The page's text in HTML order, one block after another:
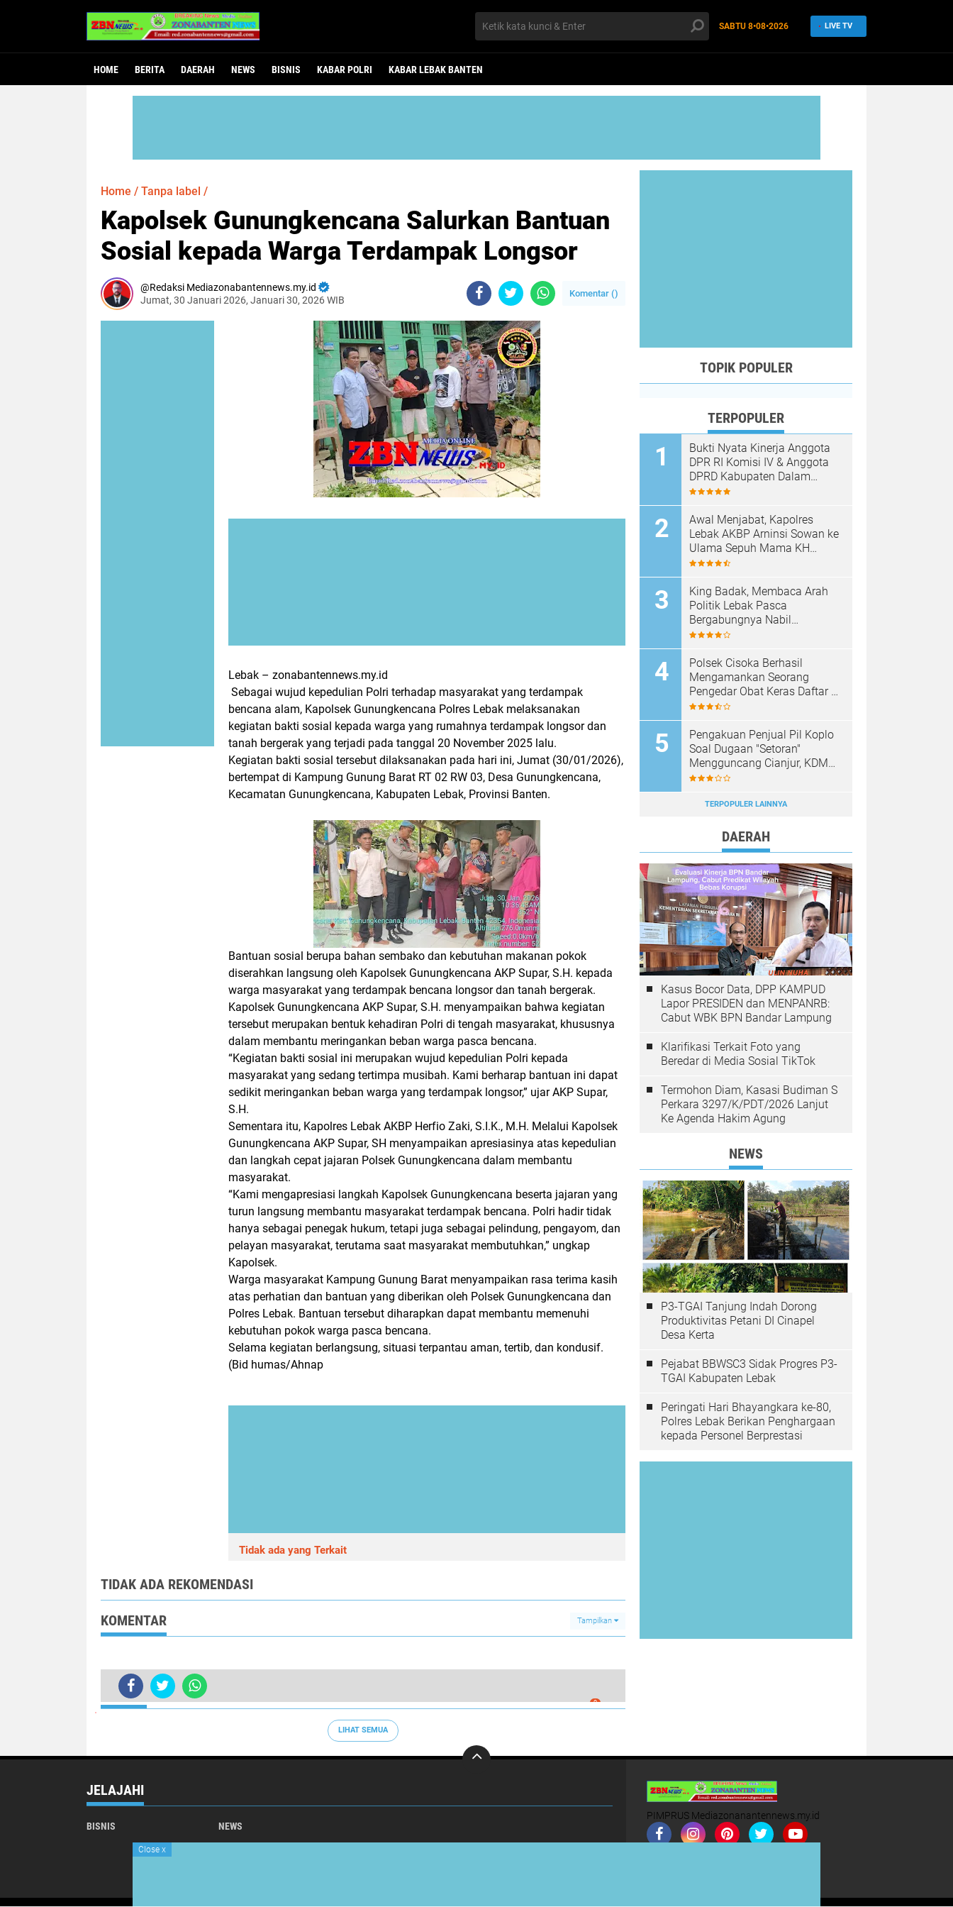
SABTU 8•08•2026 LIVE TV
HOME BERITA DAERAH NEWS BISNIS KABAR POLRI KABAR LEBAK BANTEN
Home / Tanpa label /
Kapolsek Gunungkencana Salurkan Bantuan
Sosial kepada Warga Terdampak Longsor
Redaksi Mediazonabantennews.my.id
Jumat, 30 Januari 2026, Januari 30, 2026 WIB
Komentar ()
‎Lebak – zonabantennews.my.id
Sebagai wujud kepedulian Polri terhadap masyarakat yang terdampak
bencana alam, Kapolsek Gunungkencana Polres Lebak melaksanakan
kegiatan bakti sosial kepada warga yang rumahnya terdampak longsor dan
tanah bergerak yang terjadi pada tanggal 20 November 2025 lalu.
‎Kegiatan bakti sosial tersebut dilaksanakan pada hari ini, Jumat (30/01/2026),
bertempat di Kampung Gunung Barat RT 02 RW 03, Desa Gunungkencana,
Kecamatan Gunungkencana, Kabupaten Lebak, Provinsi Banten.
‎Bantuan sosial berupa bahan sembako dan kebutuhan makanan pokok
diserahkan langsung oleh Kapolsek Gunungkencana AKP Supar, S.H. kepada
warga masyarakat yang terdampak bencana longsor dan tanah bergerak.
‎Kapolsek Gunungkencana AKP Supar, S.H. menyampaikan bahwa kegiatan
tersebut merupakan bentuk kehadiran Polri di tengah masyarakat, khususnya
dalam membantu meringankan beban warga pasca bencana.
‎“Kegiatan bakti sosial ini merupakan wujud kepedulian Polri kepada
masyarakat yang sedang tertimpa musibah. Kami berharap bantuan ini dapat
sedikit meringankan beban warga yang terdampak longsor,” ujar AKP Supar,
S.H.
‎Sementara itu, Kapolres Lebak AKBP Herfio Zaki, S.I.K., M.H. Melalui Kapolsek
Gunungkencana AKP Supar, SH menyampaikan apresiasinya atas kepedulian
dan langkah cepat jajaran Polsek Gunungkencana dalam membantu
masyarakat.
‎“Kami mengapresiasi langkah Kapolsek Gunungkencana beserta jajaran yang
turun langsung membantu masyarakat terdampak bencana. Polri hadir tidak
hanya sebagai penegak hukum, tetapi juga sebagai pelindung, pengayom, dan
pelayan masyarakat, terutama saat masyarakat membutuhkan,” ungkap
Kapolsek.
‎Warga masyarakat Kampung Gunung Barat menyampaikan rasa terima kasih
atas perhatian dan bantuan yang diberikan oleh Polsek Gunungkencana dan
Polres Lebak. Bantuan tersebut diharapkan dapat membantu memenuhi
kebutuhan pokok warga pasca bencana.
‎Selama kegiatan berlangsung, situasi terpantau aman, tertib, dan kondusif.
(Bid humas/Ahnap
Tidak ada yang Terkait
TIDAK ADA REKOMENDASI
KOMENTAR Tampilkan
Kapolsek Gunungkencana Salurkan Bantuan Sosial kepada Warga Terdampak Longsor
0
TERKINI
LIHAT SEMUA
TOPIK POPULER
TERPOPULER
Bukti Nyata Kinerja Anggota
DPR RI Komisi IV & Anggota
DPRD Kabupaten Dalam
Mewujudkan Harapan
Awal Menjabat, Kapolres
Lebak AKBP Arninsi Sowan ke
Ulama Sepuh Mama KH
Hasan Basri
King Badak, Membaca Arah
Politik Lebak Pasca
Bergabungnya Nabil
Jayabaya ke Partai Demokrat
Polsek Cisoka Berhasil
Mengamankan Seorang
Pengedar Obat Keras Daftar G
di Cikasungka, Pelaku
Tangerang
Pengakuan Penjual Pil Koplo
Soal Dugaan "Setoran"
Mengguncang Cianjur, KDM
Bergerak, Publik Tagih
TERPOPULER LAINNYA
DAERAH
Kasus Bocor Data, DPP KAMPUD
Lapor PRESIDEN dan MENPANRB:
Cabut WBK BPN Bandar Lampung
Klarifikasi Terkait Foto yang
Beredar di Media Sosial TikTok
Termohon Diam, Kasasi Budiman S
Perkara 3297/K/PDT/2026 Lanjut
Ke Agenda Hakim Agung
NEWS
P3-TGAI Tanjung Indah Dorong
Produktivitas Petani DI Cinapel
Desa Kerta
Pejabat BBWSC3 Sidak Progres P3-
TGAI Kabupaten Lebak
Peringati Hari Bhayangkara ke-80,
Polres Lebak Berikan Penghargaan
kepada Personel Berprestasi
JELAJAHI
BISNIS NEWS
PIMPRUS Mediazonanantennews.my.id
Close x